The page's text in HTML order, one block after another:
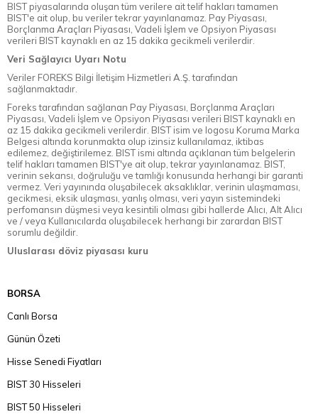
BIST piyasalarında oluşan tüm verilere ait telif hakları tamamen
BIST'e ait olup, bu veriler tekrar yayınlanamaz. Pay Piyasası,
Borçlanma Araçları Piyasası, Vadeli İşlem ve Opsiyon Piyasası
verileri BIST kaynaklı en az 15 dakika gecikmeli verilerdir.
Veri Sağlayıcı Uyarı Notu
Veriler FOREKS Bilgi İletişim Hizmetleri A.Ş. tarafından
sağlanmaktadır.
Foreks tarafından sağlanan Pay Piyasası, Borçlanma Araçları
Piyasası, Vadeli İşlem ve Opsiyon Piyasası verileri BIST kaynaklı en
az 15 dakika gecikmeli verilerdir. BIST isim ve logosu Koruma Marka
Belgesi altında korunmakta olup izinsiz kullanılamaz, iktibas
edilemez, değiştirilemez. BIST ismi altında açıklanan tüm belgelerin
telif hakları tamamen BIST'ye ait olup, tekrar yayınlanamaz. BIST,
verinin sekansı, doğruluğu ve tamlığı konusunda herhangi bir garanti
vermez. Veri yayınında oluşabilecek aksaklıklar, verinin ulaşmaması,
gecikmesi, eksik ulaşması, yanlış olması, veri yayın sistemindeki
perfomansın düşmesi veya kesintili olması gibi hallerde Alıcı, Alt Alıcı
ve / veya Kullanıcılarda oluşabilecek herhangi bir zarardan BIST
sorumlu değildir.
Uluslarası döviz piyasası kuru
BORSA
Canlı Borsa
Günün Özeti
Hisse Senedi Fiyatları
BIST 30 Hisseleri
BIST 50 Hisseleri